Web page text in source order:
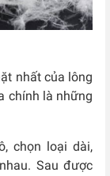
nhất của lông
chính là những
chọn loại dài,
Sau được